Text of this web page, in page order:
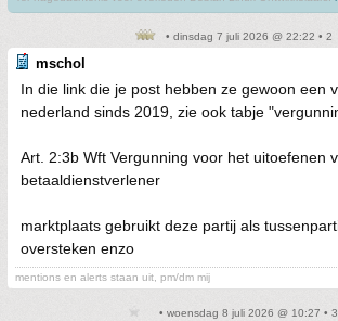
• dinsdag 7 juli 2026 @ 22:22 • 2
mschol
In die link die je post hebben ze gewoon een
nederland sinds 2019, zie ook tabje
Art. 2:3b Wft Vergunning voor het uitoefenen
betaaldienstverlener
marktplaats gebruikt deze partij als
oversteken enzo
mentions en alerts staan uit, pm/dm mij
• woensdag 8 juli 2026 @ 10:27 • 3